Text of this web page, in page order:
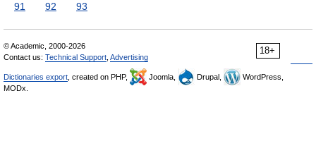
91
92 93
18+
© Academic, 2000-2026
Contact us: Technical Support Advertising
Dictionaries export , created on PHP, Joomla, Drupal,
WordPress,
MODx.